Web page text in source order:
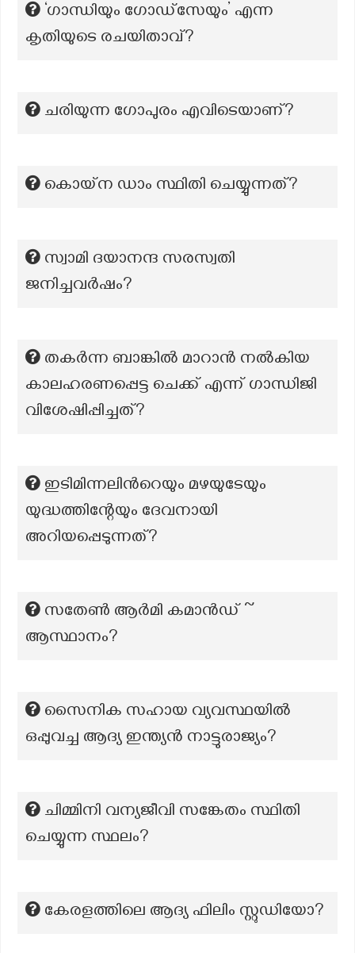
‘ഗാന്ധിയും ഗോഡ്സേയും’ എന്ന
കൃതിയുടെ രചയിതാവ്?
ചരിയുന്ന ഗോപുരം എവിടെയാണ്?
കൊയ്ന ഡാം സ്ഥിതി ചെയ്യുന്നത്?
സ്വാമി ദയാനന്ദ സരസ്വതി
ജനിച്ചവർഷം?
തകർന്ന ബാങ്കിൽ മാറാൻ നൽകിയ
കാലഹരണപ്പെട്ട ചെക്ക് എന്ന് ഗാന്ധിജി
വിശേഷിപ്പിച്ചത്?
ഇടിമിന്നലിന്‍റെയും മഴയുടേയും
യുദ്ധത്തിന്റേയും ദേവനായി
അറിയപ്പെടുന്നത്?
സതേൺ ആർമി കമാൻഡ് ~
ആസ്ഥാനം?
സൈനിക സഹായ വ്യവസ്ഥയിൽ
ഒപ്പുവച്ച ആദ്യ ഇന്ത്യൻ നാട്ടുരാജ്യം?
ചിമ്മിനി വന്യജീവി സങ്കേതം സ്ഥിതി
ചെയ്യുന്ന സ്ഥലം?
കേരളത്തിലെ ആദ്യ ഫിലിം സ്റ്റുഡിയോ?